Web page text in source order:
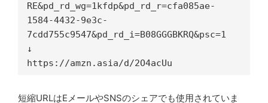
RE&pd_rd_wg=1kfdp&pd_rd_r=cfa085ae-
1584-4432-9e3c-
7cdd755c9547&pd_rd_i=B08GGGBKRQ&psc=1
↓
https://amzn.asia/d/2O4acUu
短縮URLはEメールやSNSのシェアでも使用されていま